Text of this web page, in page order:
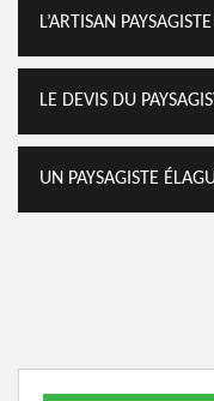
L’ARTISAN
LE DEVIS DU
UN PAYSAGISTE